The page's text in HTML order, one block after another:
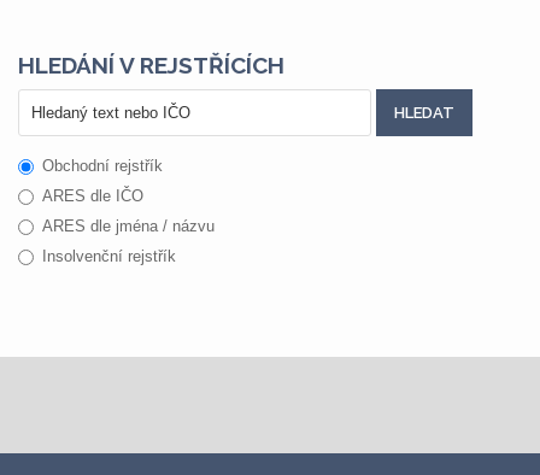
HLEDÁNÍ V REJSTŘÍCÍCH
Obchodní rejstřík
ARES dle IČO
ARES dle jména / názvu
Insolvenční rejstřík